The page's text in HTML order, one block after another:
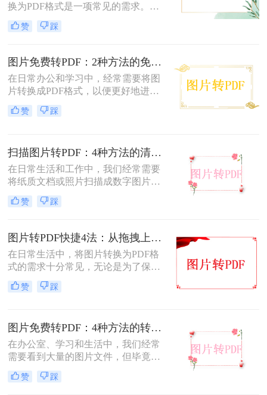
换为PDF格式是一项常见的需求。
PDF格式具有跨平台兼容性、易于阅
读和保护隐私等优点，因此广泛应用
转换pdf呢？本文将介绍三种将JPG图
片转换为PDF的方法。
赞 踩
图片免费转PDF：2种方法的免费额度、水印和画质对比！
在日常办公和学习中，经常需要将图
片转换成PDF格式，以便更好地进行
分享、打印或存档。那么如何把图片
转换成pdf格式免费呢？本文将介绍两
赞 踩
扫描图片转PDF：4种方法的清晰度和文件体积对比!
在日常生活和工作中，我们经常需要
将纸质文档或照片扫描成数字图片，
并进一步将这些图片转换成PDF格
式，以便于分享、存储和查阅。那么
介绍四种将扫描图片转换成PDF的方
法。
赞 踩
图片转PDF快捷4法：从拖拽上传到批量导出的操作流程！
在日常生活中，将图片转换为PDF格
式的需求十分常见，无论是为了保存
照片、制作电子相册，还是为了提交
报告和简历中的图片资料。那么图片
完成图片到PDF的转换。
赞 踩
图片免费转PDF：4种方法的转换速度和画质损失对比！
在办公室、学习和生活中，我们经常
需要看到大量的图片文件，但毕竟，
一张一张地看照片相对麻烦，所以我
们通常会把照片变成PDF。事实上，
赞 踩